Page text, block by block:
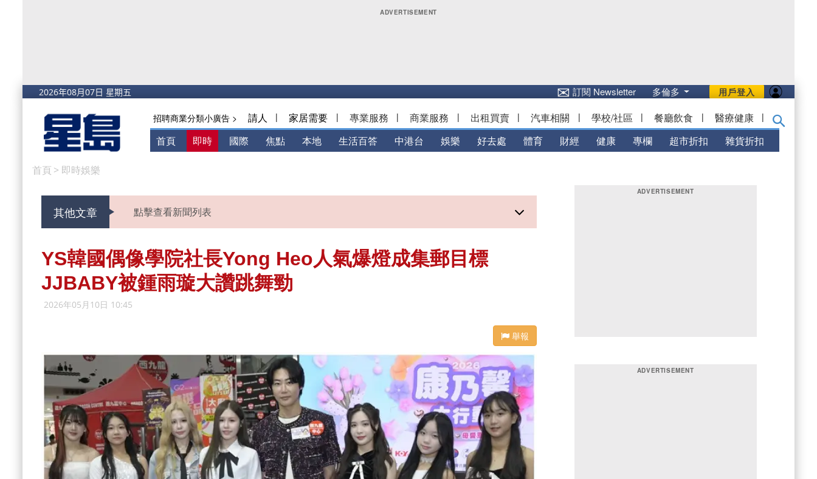
用戶登入
✉訂閱 Newsletter 多倫多
招聘商業分類小廣告 > 請人 | 家居需要 | 專業服務 | 商業服務 | 出租買賣 | 汽車相關 | 學校/社區 | 餐廳飲食 | 醫療健康 |
首頁 即時 國際 焦點 本地 生活百答 中港台 娛樂 好去處 體育 財經 健康 專欄 超市折扣 雜貨折扣
首頁 > 即時娛樂
其他文章 點擊查看新聞列表
YS韓國偶像學院社長Yong Heo人氣爆燈成集郵目標
JJBABY被鍾雨璇大讚跳舞勁
2026年05月10日 10:45
舉報